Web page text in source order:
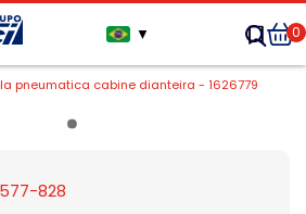
▼ 0
pneumatica cabine dianteira - 1626779
828